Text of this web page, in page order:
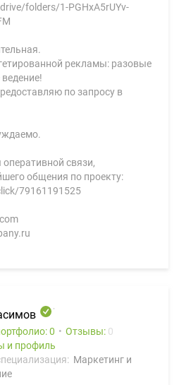
folders/1-PGHxA5rUYv-
рекламы: разовые
по запросу в
связи,
общения по проекту:
79161191525
0 Отзывы: 0
и профиль
Маркетинг и